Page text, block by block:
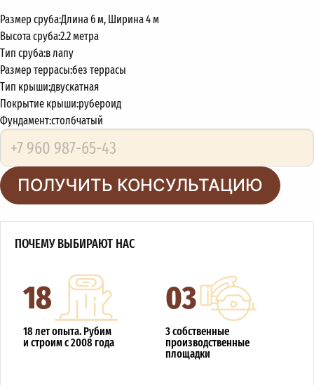
Размер сруба:Длина 6 м, Ширина 4 м
Высота сруба:2.2 метра
Тип сруба:в лапу
Размер террасы:без террасы
Тип крыши:двускатная
Покрытие крыши:рубероид
Фундамент:столбчатый
ПОЛУЧИТЬ КОНСУЛЬТАЦИЮ
ПОЧЕМУ ВЫБИРАЮТ НАС
18
18 лет опыта. Рубим
и строим с 2008 года
03
3 собственные
производственные
площадки